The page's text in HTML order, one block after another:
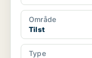
Område
Tilst
Type